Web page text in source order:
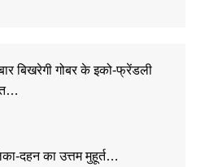
बिखरेगी गोबर के इको-फ्रेंडली
दहन का उत्तम मुहूर्त…